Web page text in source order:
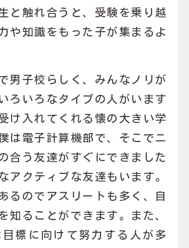
と触れ合うと、受験を乗り越
や知識をもった子が集まるよ
男子校らしく、みんなノリが
ろいろなタイプの人がいます
け入れてくれる懐の大きい学
は電子計算機部で、そこでニ
合う友達がすぐにできました
アクティブな友達もいます。
るのでアスリートも多く、自
知ることができます。また、
標に向けて努力する人が多